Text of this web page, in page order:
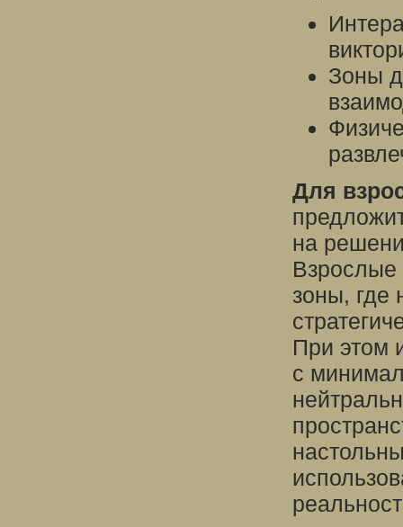
Зоны
Для
на
Взрослые
зоны, где
При этом
с